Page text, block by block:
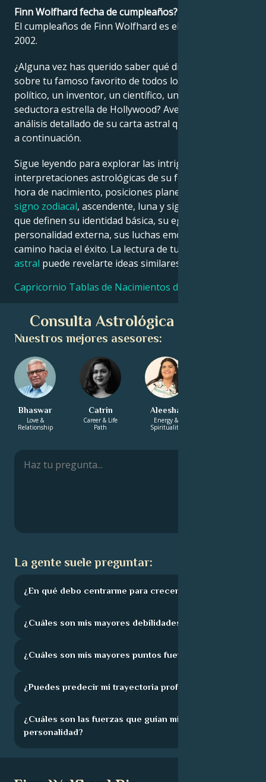
Finn Wolfhard fecha de cumpleaños?
El cumpleaños de Finn Wolfhard es el 23 diciembre
2002.
¿Alguna vez has querido saber qué dice la astrología
sobre tu famoso favorito de todos los tiempos: un
político, un inventor, un científico, un músico o una
seductora estrella de Hollywood? Averígualo en el
análisis detallado de su carta astral que encontrarás
a continuación.
Sigue leyendo para explorar las intrigantes
interpretaciones astrológicas de su fecha, lugar y
hora de nacimiento, posiciones planetarias, casas,
signo zodiacal, ascendente, luna y signo ascendente,
que definen su identidad básica, su ego, su
personalidad externa, sus luchas emocionales y su
camino hacia el éxito. La lectura de tu propia
astral puede revelarte ideas similares.
Capricornio Tablas de Nacimientos de Famosos
Consulta Astrológica Gratuita
Nuestros mejores asesores:
Bhaswar
Love &
Relationship
Catrin
Career & Life
Path
Aleesha
Energy &
Spirituality
La gente suele preguntar:
¿En qué debo centrarme para crecer?
¿Cuáles son mis mayores debilidades?
¿Cuáles son mis mayores puntos fuertes?
¿Puedes predecir mi trayectoria profesional?
¿Cuáles son las fuerzas que guían mi
personalidad?